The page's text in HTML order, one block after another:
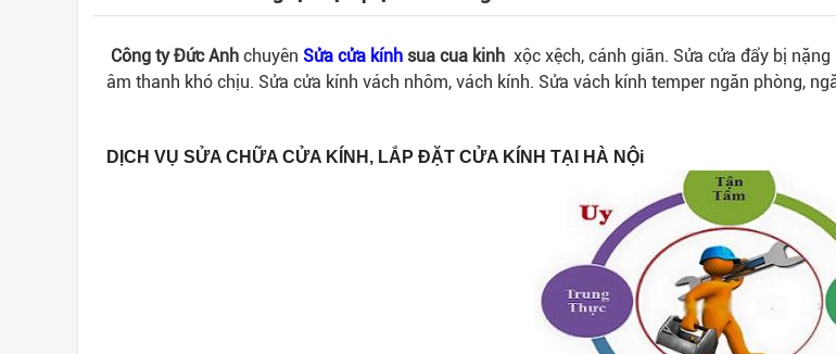
Công ty Đức Anh chuyên Sửa cửa kính sua cua kinh xộc xệch, cánh giãn. Sửa cửa đẩy bị
âm thanh khó chịu. Sửa cửa kính vách nhôm, vách kính. Sửa vách kính temper ngăn phòng,
DỊCH VỤ SỬA CHỮA CỬA KÍNH, LẮP ĐẶT CỬA KÍNH TẠI HÀ NỘi